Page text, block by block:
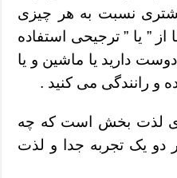
نسبت به هر چیزی
از ” یا ” ترجیحی استفاده
دارید یا ماشین و یا
و رانندگی می کنید .
لذت بخش است که چه
دو یک تجربه جدا و لذت